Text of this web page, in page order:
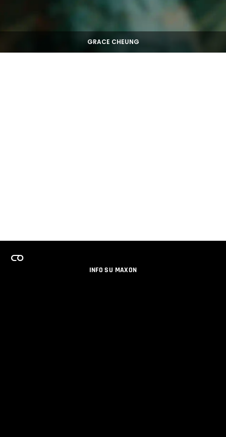
GRACE CHEUNG
INFO SU MAXON